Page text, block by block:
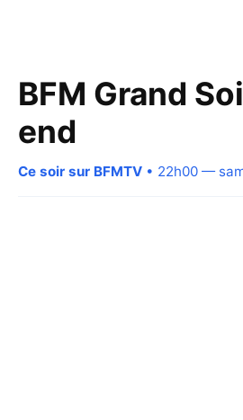
BFM Grand
end
Ce soir sur BFMTV • 22h00 —